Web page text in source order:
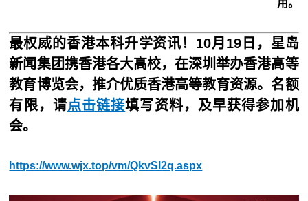
用。
最权威的香港本科升学资讯！10月19日，星岛
新闻集团携香港各大高校，在深圳举办香港高等
教育博览会，推介优质香港高等教育资源。名额
有限，请点击链接填写资料，及早获得参加机
会。
https://www.wjx.top/vm/QkvSl2q.aspx